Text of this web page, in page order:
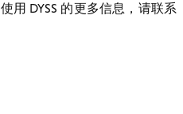
用 DYSS 的更多信息，请联系